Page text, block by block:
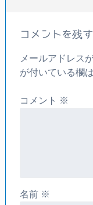
コメントを残す
メールアドレス
が付いている欄
コメント ※
名前 ※